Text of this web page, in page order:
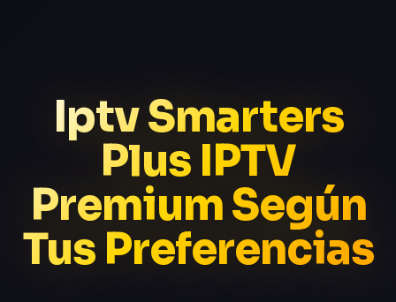
Iptv Smarters
Plus IPTV
Premium Según
Tus Preferencias